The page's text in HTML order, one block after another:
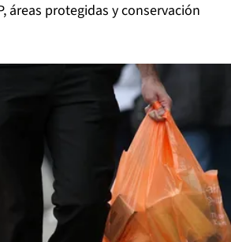
áreas protegidas y conservación